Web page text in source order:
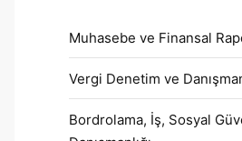
Muhasebe ve Finansal
Vergi Denetim ve
Bordrolama, İş, Sosyal